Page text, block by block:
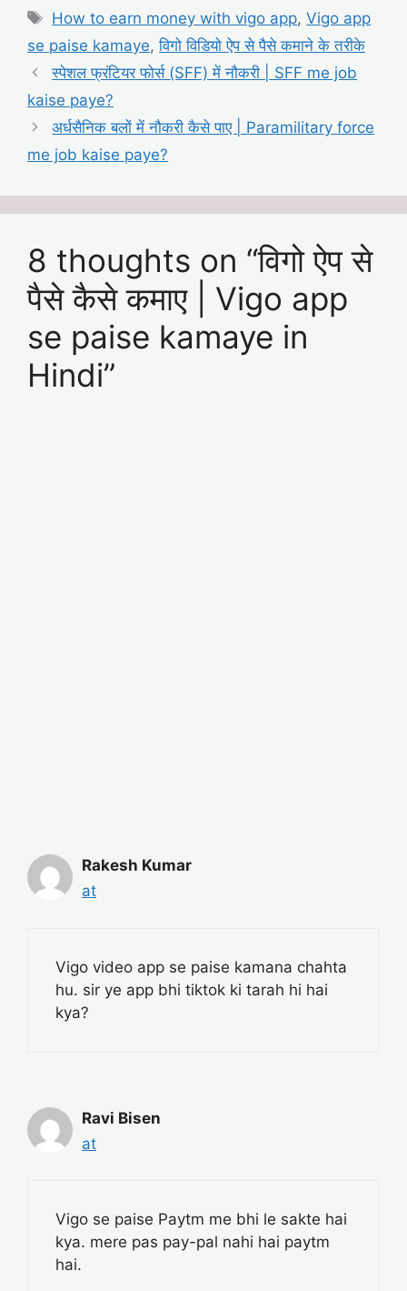
Tags
How to earn money with vigo app,Vigo app
se paise kamaye,विगो विडियो ऐप से पैसे कमाने के तरीके
स्पेशल फ्रंटियर फोर्स (SFF) में नौकरी | SFF me job
kaise paye?
अर्धसैनिक बलों में नौकरी कैसे पाए | Paramilitary force
me job kaise paye?
8 thoughts on “विगो ऐप से
पैसे कैसे कमाए | Vigo app
se paise kamaye in
Hindi”
Rakesh Kumar
at
Vigo video app se paise kamana chahta
hu. sir ye app bhi tiktok ki tarah hi hai
kya?
Ravi Bisen
at
Vigo se paise Paytm me bhi le sakte hai
kya. mere pas pay-pal nahi hai paytm
hai.